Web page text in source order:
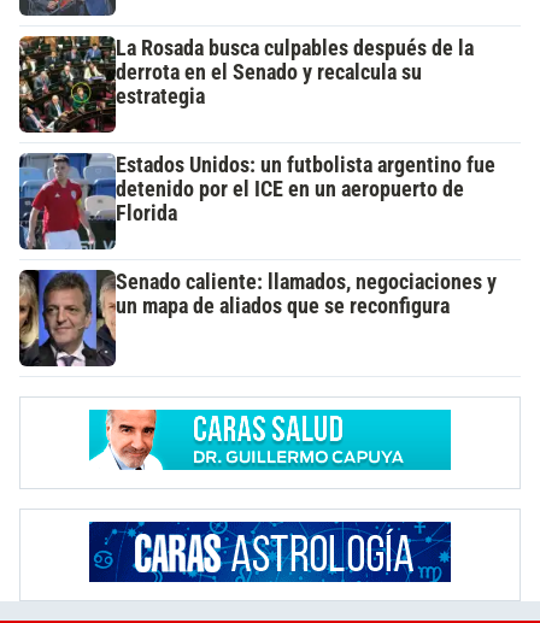
La Rosada busca culpables después de la
derrota en el Senado y recalcula su
estrategia
Estados Unidos: un futbolista argentino fue
detenido por el ICE en un aeropuerto de
Florida
Senado caliente: llamados, negociaciones y
un mapa de aliados que se reconfigura